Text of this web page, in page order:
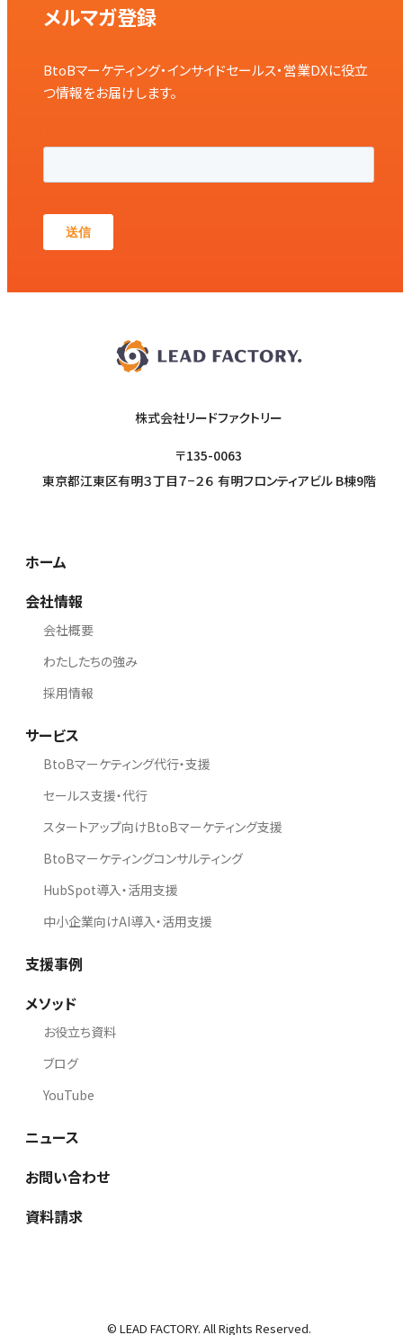
メルマガ登録
BtoBマーケティング・インサイドセールス・営業DXに役立
つ情報をお届けします。
株式会社リードファクトリー
〒135-0063
東京都江東区有明３丁目７−２６ 有明フロンティアビル B棟9階
ホーム
会社情報
会社概要
わたしたちの強み
採用情報
サービス
BtoBマーケティング代行・支援
セールス支援・代行
スタートアップ向けBtoBマーケティング支援
BtoBマーケティングコンサルティング
HubSpot導入・活用支援
中小企業向けAI導入・活用支援
支援事例
メソッド
お役立ち資料
ブログ
YouTube
ニュース
お問い合わせ
資料請求
© LEAD FACTORY. All Rights Reserved.